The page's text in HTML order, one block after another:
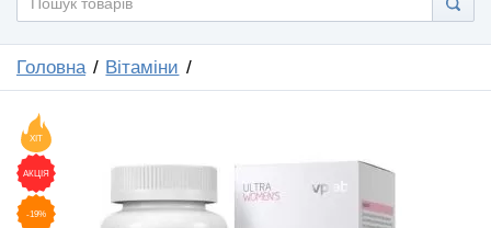
Головна Вітаміни
ХІТ
АКЦІЯ
-19%